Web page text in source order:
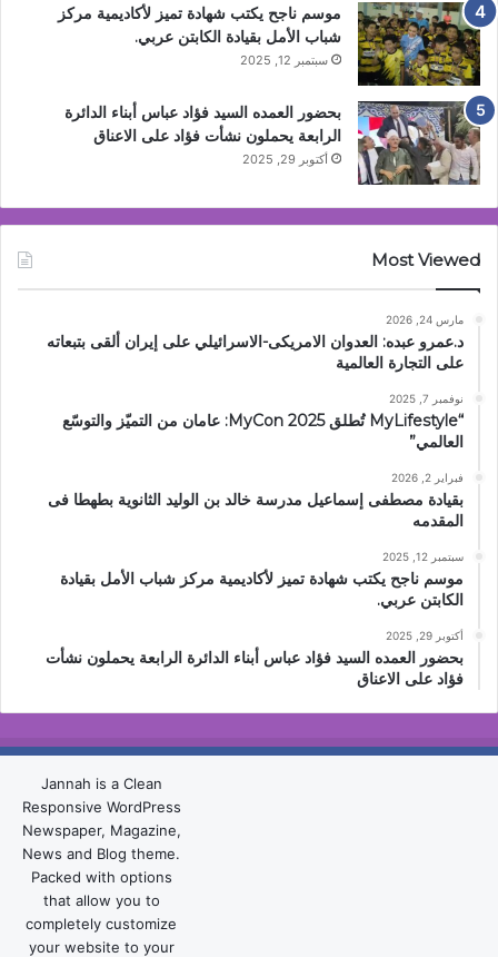
موسم ناجح يكتب شهادة تميز لأكاديمية مركز
شباب الأمل بقيادة الكابتن عربي.
سبتمبر 12, 2025
بحضور العمده السيد فؤاد عباس أبناء الدائرة
الرابعة يحملون نشأت فؤاد على الاعناق
أكتوبر 29, 2025
Most Viewed
مارس 24, 2026
د.عمرو عبده: العدوان الامريكى-الاسرائيلي على إيران ألقى بتبعاته
على التجارة العالمية
نوفمبر 7, 2025
“MyLifestyle تُطلق MyCon 2025: عامان من التميّز والتوسّع
العالمي”
فبراير 2, 2026
بقيادة مصطفى إسماعيل مدرسة خالد بن الوليد الثانوية بطهطا فى
المقدمه
سبتمبر 12, 2025
موسم ناجح يكتب شهادة تميز لأكاديمية مركز شباب الأمل بقيادة
الكابتن عربي.
أكتوبر 29, 2025
بحضور العمده السيد فؤاد عباس أبناء الدائرة الرابعة يحملون نشأت
فؤاد على الاعناق
Jannah is a Clean
Responsive WordPress
Newspaper, Magazine,
News and Blog theme.
Packed with options
that allow you to
completely customize
your website to your